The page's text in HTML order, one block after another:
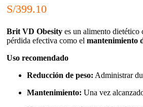
S/399.10
Brit VD Obesity es un alimento
pérdida efectiva como el mantenimiento
Uso recomendado
Reducción de peso: Administrar
Mantenimiento: Una vez